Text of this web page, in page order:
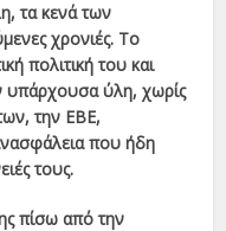
τα κενά των
χρονιές. Το
πολιτική του και
υπάρχουσα ύλη, χωρίς
την ΕΒΕ,
που ήδη
τους.
πίσω από την